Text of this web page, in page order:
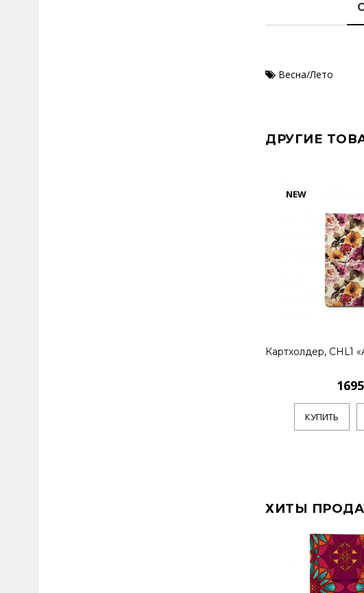
Весна/Лето
ДРУГИЕ
NEW
Картхолдер, CHL1
КУПИТЬ
ХИТЫ